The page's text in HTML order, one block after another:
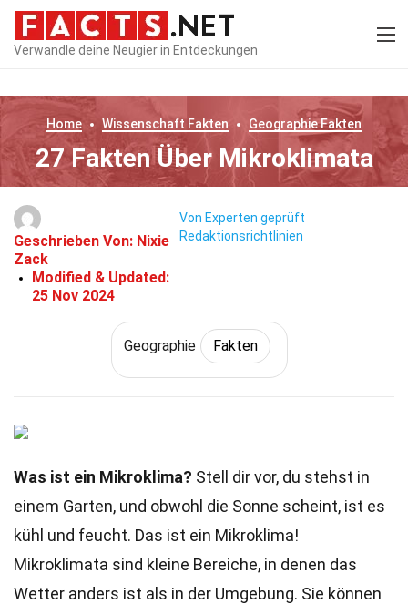
Verwandle deine Neugier in Entdeckungen
Home Wissenschaft Fakten GeographieFakten
27 Fakten Über Mikroklimata
Geschrieben Von: Nixie
Zack
Modified & Updated:
25 Nov 2024
Von Experten geprüft
Redaktionsrichtlinien
Geographie Fakten
Was ist ein Mikroklima? Stell dir vor, du stehst in
einem Garten, und obwohl die Sonne scheint, ist es
kühl und feucht. Das ist ein Mikroklima!
Mikroklimata sind kleine Bereiche, in denen das
Wetter anders ist als in der Umgebung. Sie können